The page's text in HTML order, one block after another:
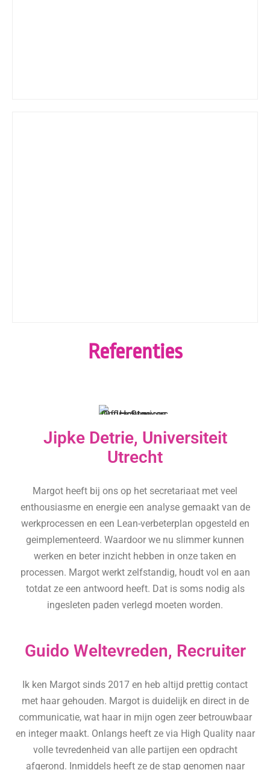
Referenties
Jipke Detrie, Universiteit
Utrecht
Margot heeft bij ons op het secretariaat met veel
enthousiasme en energie een analyse gemaakt van de
werkprocessen en een Lean-verbeterplan opgesteld en
geimplementeerd. Waardoor we nu slimmer kunnen
werken en beter inzicht hebben in onze taken en
processen. Margot werkt zelfstandig, houdt vol en aan
totdat ze een antwoord heeft. Dat is soms nodig als
ingesleten paden verlegd moeten worden.
Guido Weltevreden, Recruiter
Ik ken Margot sinds 2017 en heb altijd prettig contact
met haar gehouden. Margot is duidelijk en direct in de
communicatie, wat haar in mijn ogen zeer betrouwbaar
en integer maakt. Onlangs heeft ze via High Quality naar
volle tevredenheid van alle partijen een opdracht
afgerond. Inmiddels heeft ze de stap genomen naar